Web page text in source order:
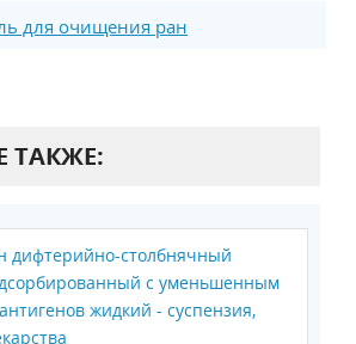
для очищения ран
ТАКЖЕ:
дифтерийно-столбнячный
c уменьшенным
жидкий - суспензия,